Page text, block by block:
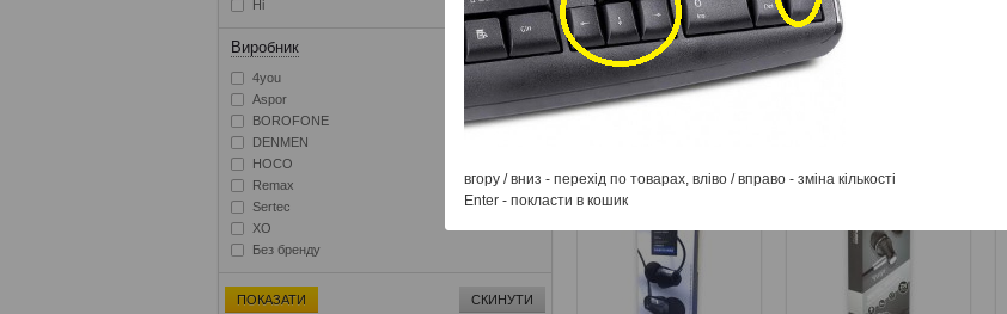
Ні
Виробник
4you
Aspor
BOROFONE
DENMEN
HOCO
Remax
Sertec
XO
Без бренду
ПОКАЗАТИ СКИНУТИ
Гарнітури дротові Зарядні пристрої
Портативні колонки Чохли
вгору / вниз - перехід по товарах, вліво / вправо - зміна кількості
Enter - покласти в кошик